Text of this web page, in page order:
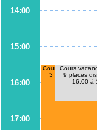
14:00
15:00
16:00
17:00
3 places
16:00 à
Cours
9 places
16:00 à